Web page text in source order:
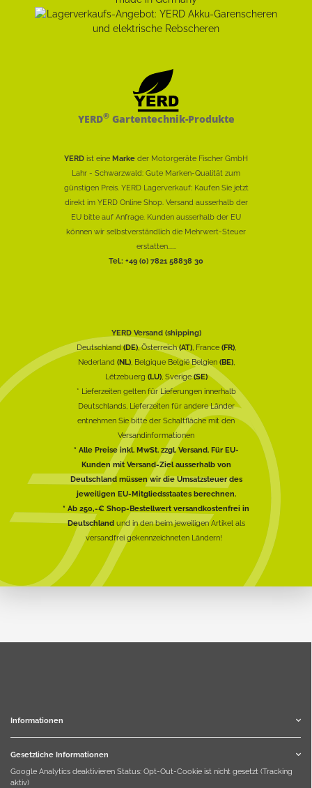
YERD®Gartentechnik-Produkte
YERD ist eine Marke der Motorgeräte Fischer GmbH
Lahr - Schwarzwald: Gute Marken-Qualität zum
günstigen Preis. YERD Lagerverkauf: Kaufen Sie jetzt
direkt im YERD Online Shop. Versand ausserhalb der
EU bitte auf Anfrage. Kunden ausserhalb der EU
können wir selbstverständlich die Mehrwert-Steuer
erstatten......
Tel.: +49 (0) 7821 58838 30
YERD Versand (shipping)
Deutschland(DE), Österreich(AT), France (FR),
Nederland (NL), Belgique België Belgien (BE),
Lëtzebuerg (LU), Sverige(SE)
* Lieferzeiten gelten für Lieferungen innerhalb
Deutschlands, Lieferzeiten für andere Länder
entnehmen Sie bitte der Schaltfläche mit den
Versandinformationen
* Alle Preise inkl. MwSt. zzgl. Versand. Für EU-
Kunden mit Versand-Ziel ausserhalb von
Deutschland müssen wir die Umsatzsteuer des
jeweiligen EU-Mitgliedsstaates berechnen.
* Ab 250,-€ Shop-Bestellwert versandkostenfrei in
Deutschlandund in den beim jeweiligen Artikel als
versandfrei gekennzeichneten Ländern!
Informationen
Gesetzliche Informationen
Google Analytics deaktivieren Status: Opt-Out-Cookie ist nicht gesetzt (Tracking
aktiv)